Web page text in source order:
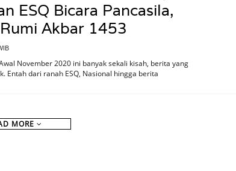
ESQ Bicara Pancasila,
Akbar 1453
Awal November 2020 ini banyak sekali kisah, berita yang
Entah dari ranah ESQ, Nasional hingga berita
MORE